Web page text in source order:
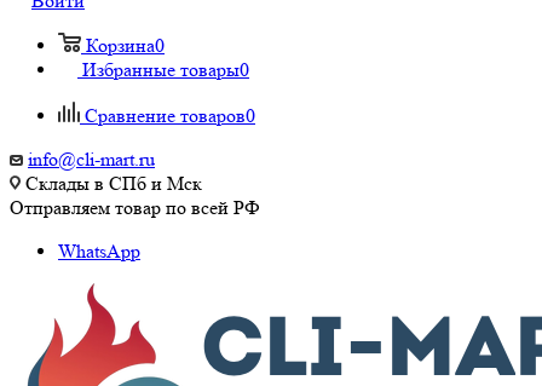
Корзина0
Избранные товары0
Сравнение товаров0
info@cli-mart.ru
Склады в СПб и Мск
Отправляем товар по всей РФ
WhatsApp